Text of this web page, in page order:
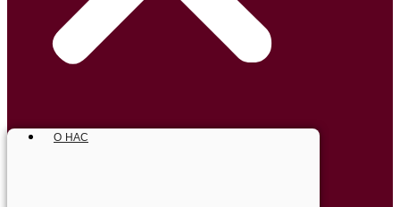
О НАС